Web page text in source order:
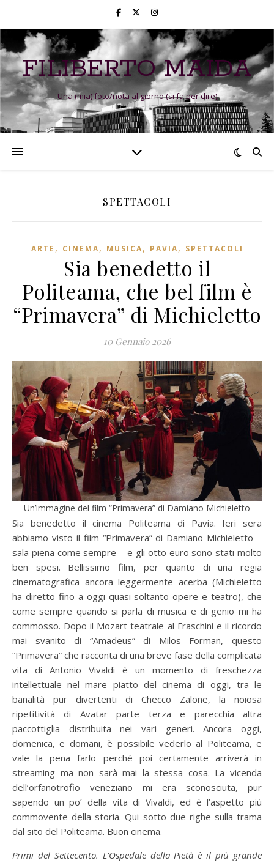
FILIBERTO MAIDA
Una (mia) foto/nota al giorno (si fa per dire)
SPETTACOLI
ARTE , CINEMA, MUSICA, PAVIA, SPETTACOLI
Sia benedetto il
Politeama, che bel film è
“Primavera” di Michieletto
10 Gennaio 2026
Un’immagine del film “Primavera” di Damiano Michieletto
Sia benedetto il cinema Politeama di Pavia. Ieri sera
abbiamo visto il film “Primavera” di Damiano Michieletto –
sala piena come sempre – e gli otto euro sono stati molto
ben spesi. Bellissimo film, per quanto di una regia
cinematografica ancora leggermente acerba (Michieletto
ha diretto fino a oggi quasi soltanto opere e teatro), che
come sempre quando si parla di musica e di genio mi ha
commosso. Dopo il Mozart teatrale al Fraschini e il ricordo
mai svanito di “Amadeus” di Milos Forman, questo
“Primavera” che racconta di una breve fase della complicata
vita di Antonio Vivaldi è un momento di freschezza
intellettuale nel mare piatto del cinema di oggi, tra le
banalità pur divertenti di Checco Zalone, la noiosa
ripetitività di Avatar parte terza e parecchia altra
paccottiglia distribuita nei vari generi. Ancora oggi,
domenica, e domani, è possibile vederlo al Politeama, e
vale la pena farlo perché poi certamente arriverà in
streaming ma non sarà mai la stessa cosa. La vicenda
dell’orfanotrofio veneziano mi era sconosciuta, pur
sapendo un po’ della vita di Vivaldi, ed è l’aspetto più
commovente della storia. Qui sotto due righe sulla trama
dal sito del Politeama. Buon cinema.
Primi del Settecento. L’Ospedale della Pietà è il più grande